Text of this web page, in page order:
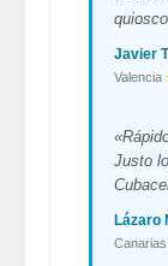
Javier
Valencia
Justo
Lázaro
Canarias